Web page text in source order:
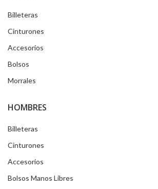
Billeteras
Cinturones
Accesorios
Bolsos
Morrales
HOMBRES
Billeteras
Cinturones
Accesorios
Bolsos Manos Libres